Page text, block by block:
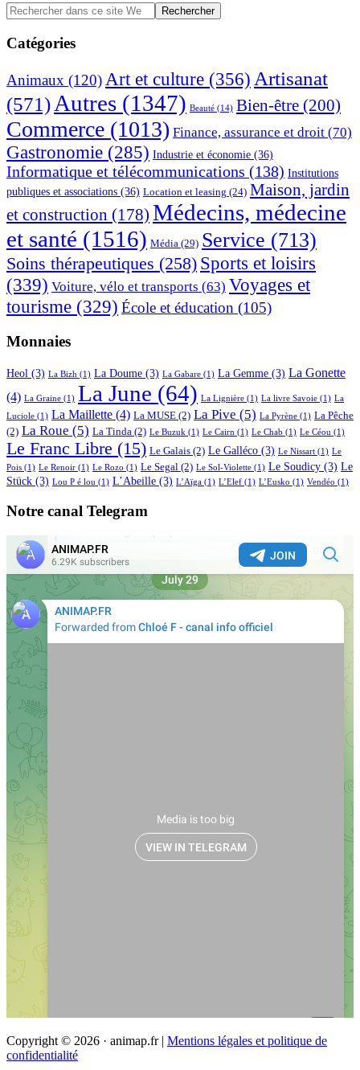
Barre
latérale
principale
Rechercher
dans
ce
site
Catégories
Animaux (120)Art et culture (356) Artisanat
(571) Autres (1347) Beauté (14) Bien-être (200)
Commerce (1013) Finance, assurance et droit (70)
Gastronomie (285) Industrie et économie (36)
Informatique et télécommunications (138) Institutions
publiques et associations (36) Location et leasing (24) Maison, jardin
et construction (178) Médecins, médecine
et santé (1516) Média (29) Service (713)
Soins thérapeutiques (258) Sports et loisirs
(339) Voiture, vélo et transports (63) Voyages et
tourisme (329) École et éducation (105)
Monnaies
Heol (3) La Bizh (1) La Doume (3) La Gabare (1) La Gemme (3) La Gonette
(4) La Graine (1) La June (64) La Lignière (1) La livre Savoie (1) La
Luciole (1) La Maillette (4) La MUSE (2) La Pive (5) La Pyrène (1) La Pêche
(2) La Roue (5) La Tinda (2) Le Buzuk (1) Le Cairn (1) Le Chab (1) Le Céou (1)
Le Franc Libre (15) Le Galais (2) Le Galléco (3) Le Nissart (1) Le
Pois (1) Le Renoir (1) Le Rozo (1) Le Segal (2) Le Sol-Violette (1) Le Soudicy (3) Le
Stück (3) Lou P é lou (1) L’Abeille (3) L’Aïga (1) L’Elef (1) L’Eusko (1) Vendéo (1)
Notre canal Telegram
Copyright © 2026 · animap.fr | Mentions légales et politique de
confidentialité